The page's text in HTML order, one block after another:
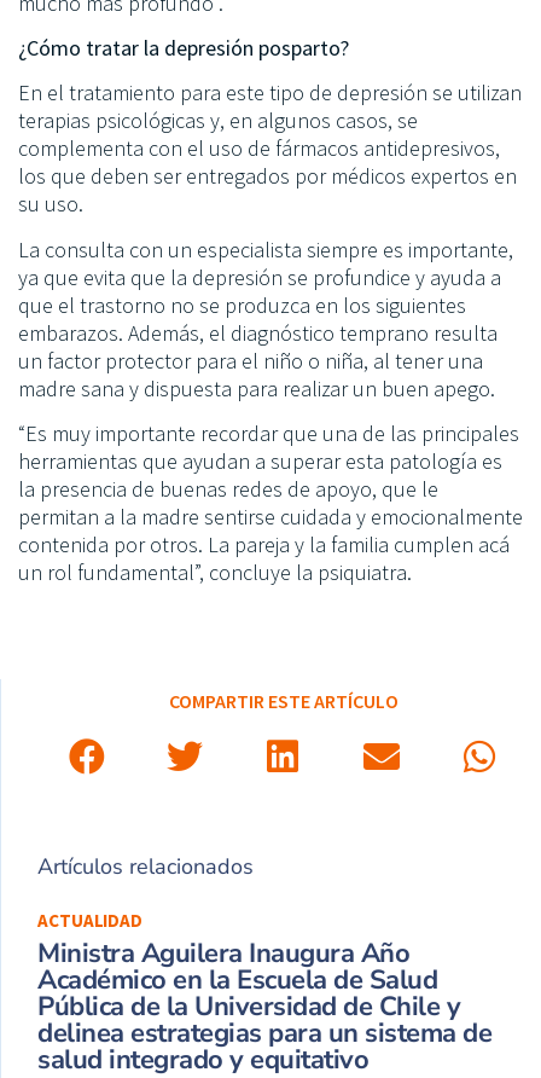
¿Cómo tratar la depresión posparto?
En el tratamiento para este tipo de depresión se utilizan
terapias psicológicas y, en algunos casos, se
complementa con el uso de fármacos antidepresivos,
los que deben ser entregados por médicos expertos en
su uso.
La consulta con un especialista siempre es importante,
ya que evita que la depresión se profundice y ayuda a
que el trastorno no se produzca en los siguientes
embarazos. Además, el diagnóstico temprano resulta
un factor protector para el niño o niña, al tener una
madre sana y dispuesta para realizar un buen apego.
“Es muy importante recordar que una de las principales
herramientas que ayudan a superar esta patología es
la presencia de buenas redes de apoyo, que le
permitan a la madre sentirse cuidada y emocionalmente
contenida por otros. La pareja y la familia cumplen acá
un rol fundamental”, concluye la psiquiatra.
COMPARTIR ESTE ARTÍCULO
Artículos relacionados
ACTUALIDAD
Ministra Aguilera Inaugura Año
Académico en la Escuela de Salud
Pública de la Universidad de Chile y
delinea estrategias para un sistema de
salud integrado y equitativo